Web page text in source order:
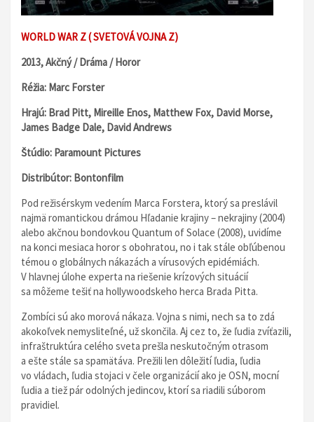
WORLD WAR Z ( SVETOVÁ VOJNA Z)
2013, Akčný / Dráma / Horor
Réžia: Marc Forster
Hrajú: Brad Pitt, Mireille Enos, Matthew Fox, David Morse,
James Badge Dale, David Andrews
Štúdio: Paramount Pictures
Distribútor: Bontonfilm
Pod režisérskym vedením Marca Forstera, ktorý sa preslávil
najmä romantickou drámou Hľadanie krajiny – nekrajiny (2004)
alebo akčnou bondovkou Quantum of Solace (2008), uvidíme
na konci mesiaca horor s obohratou, no i tak stále obľúbenou
témou o globálnych nákazách a vírusových epidémiách.
V hlavnej úlohe experta na riešenie krízových situácií
sa môžeme tešiť na hollywoodskeho herca Brada Pitta.
Zombíci sú ako morová nákaza. Vojna s nimi, nech sa to zdá
akokoľvek nemysliteľné, už skončila. Aj cez to, že ľudia zvíťazili,
infraštruktúra celého sveta prešla neskutočným otrasom
a ešte stále sa spamätáva. Prežili len dôležití ľudia, ľudia
vo vládach, ľudia stojaci v čele organizácií ako je OSN, mocní
ľudia a tiež pár odolných jedincov, ktorí sa riadili súborom
pravidiel.